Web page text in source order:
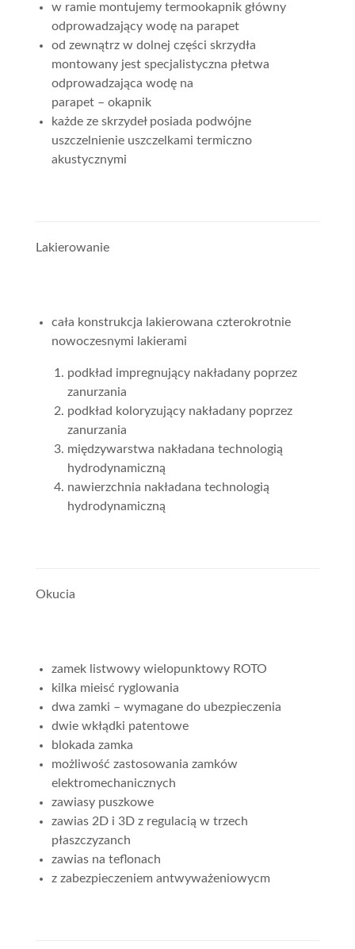
w ramie montujemy termookapnik główny
odprowadzający wodę na parapet
od zewnątrz w dolnej części skrzydła
montowany jest specjalistyczna płetwa
odprowadzająca wodę na
parapet – okapnik
każde ze skrzydeł posiada podwójne
uszczelnienie uszczelkami termiczno
akustycznymi
Lakierowanie
cała konstrukcja lakierowana czterokrotnie
nowoczesnymi lakierami
podkład impregnujący nakładany poprzez
zanurzania
podkład koloryzujący nakładany poprzez
zanurzania
międzywarstwa nakładana technologią
hydrodynamiczną
nawierzchnia nakładana technologią
hydrodynamiczną
Okucia
zamek listwowy wielopunktowy ROTO
kilka mieisć ryglowania
dwa zamki – wymagane do ubezpieczenia
dwie wkłądki patentowe
blokada zamka
możliwość zastosowania zamków
elektromechanicznych
zawiasy puszkowe
zawias 2D i 3D z regulacią w trzech
płaszczyzanch
zawias na teflonach
z zabezpieczeniem antwyważeniowycm